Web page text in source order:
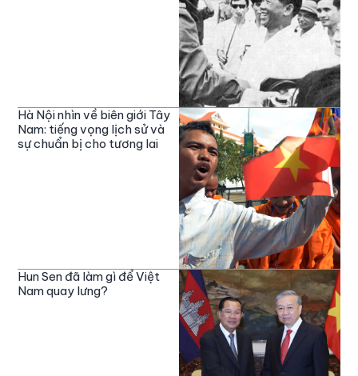
Hà Nội nhìn về biên giới Tây
Nam: tiếng vọng lịch sử và
sự chuẩn bị cho tương lai
Hun Sen đã làm gì để Việt
Nam quay lưng?